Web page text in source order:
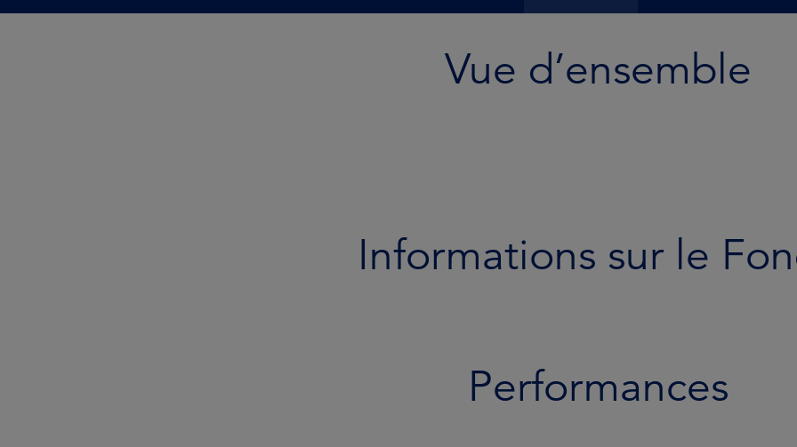
Vue d’ensemble
Informations sur le
Performances